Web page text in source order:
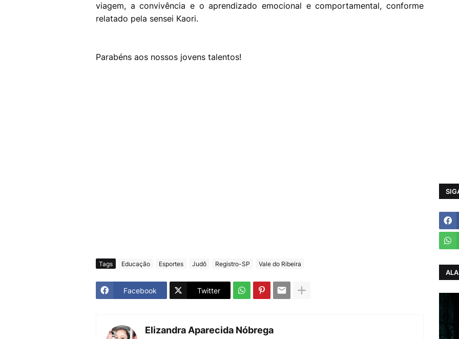
viagem, a convivência e o aprendizado emocional e comportamental, conforme
relatado pela sensei Kaori.
Parabéns aos nossos jovens talentos!
Tags Educação Esportes Judô Registro-SP Vale do Ribeira
Facebook Twitter
Elizandra Aparecida Nóbrega